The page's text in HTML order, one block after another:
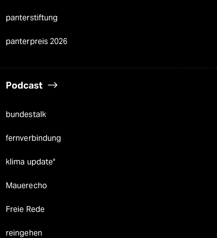
panterstiftung
panterpreis 2026
Podcast
bundestalk
fernverbindung
klima update°
Mauerecho
Freie Rede
reingehen